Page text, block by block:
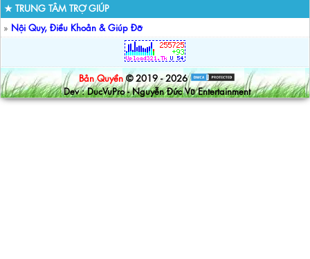
★ TRUNG TÂM TRỢ GIÚP
» Nội Quy, Điều Khoản & Giúp Đỡ
Bản Quyền © 2019 - 2026
Dev : DucVuPro - Nguyễn Đức Vũ Entertainment